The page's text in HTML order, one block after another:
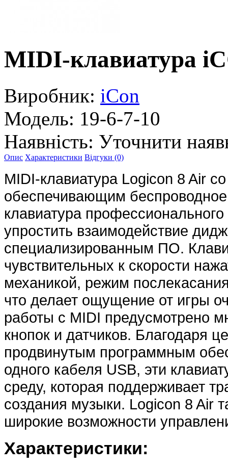
MIDI-клавиатура
Виробник: iCon
Модель: 19-6-7-10
Наявність: Уточнити
Опис Характеристики Відгуки (0)
MIDI-клавиатура Logicon 8 Air
обеспечивающим
клавиатура
упростить взаимодействие
специализированным ПО.
чувствительных к скорости
механикой, режим
что делает ощущение от игры
работы с MIDI предусмотрено
кнопок и датчиков. Благодаря
продвинутым программным
одного кабеля USB, эти
среду, которая поддерживает
создания музыки. Logicon 8 Air
широкие возможности
Характеристики: